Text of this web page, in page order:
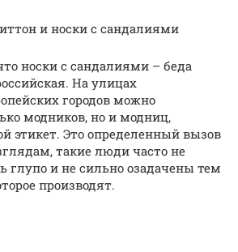
и носки с сандалиями
носки с сандалиями – беда
На улицах
городов можно
модников, но и модниц,
этикет. Это определенный вызов
такие люди часто не
глупо и не сильно озадачены тем
производят.